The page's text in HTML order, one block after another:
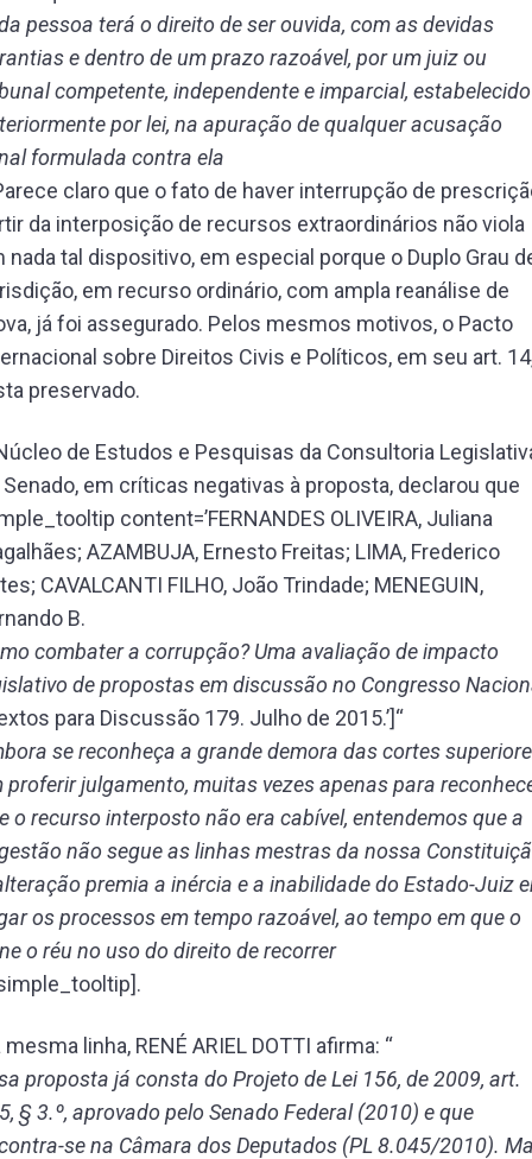
pessoa terá o direito de ser ouvida, com as devidas
e dentro de um prazo razoável, por um juiz ou
competente, independente e imparcial, estabelecido
por lei, na apuração de qualquer acusação
formulada contra ela
claro que o fato de haver interrupção de
da interposição de recursos extraordinários não viola
nada tal dispositivo, em especial porque o Duplo Grau
em recurso ordinário, com ampla reanálise de
já foi assegurado. Pelos mesmos motivos, o Pacto
sobre Direitos Civis e Políticos, em seu art.
preservado.
de Estudos e Pesquisas da Consultoria
em críticas negativas à proposta, declarou que
content=’FERNANDES OLIVEIRA, Juliana
AZAMBUJA, Ernesto Freitas; LIMA, Frederico
CAVALCANTI FILHO, João Trindade; MENEGUIN,
B.
combater a corrupção? Uma avaliação de impacto
de propostas em discussão no Congresso
para Discussão 179. Julho de 2015.’]“
se reconheça a grande demora das cortes
proferir julgamento, muitas vezes apenas para
o recurso interposto não era cabível, entendemos que a
não segue as linhas mestras da nossa
premia a inércia e a inabilidade do Estado-Juiz
os processos em tempo razoável, ao tempo em que o
o réu no uso do direito de recorrer
mesma linha, RENÉ ARIEL DOTTI afirma: “
proposta já consta do Projeto de Lei 156, de 2009, art.
§ 3.º, aprovado pelo Senado Federal (2010) e que
se na Câmara dos Deputados (PL 8.045/2010).